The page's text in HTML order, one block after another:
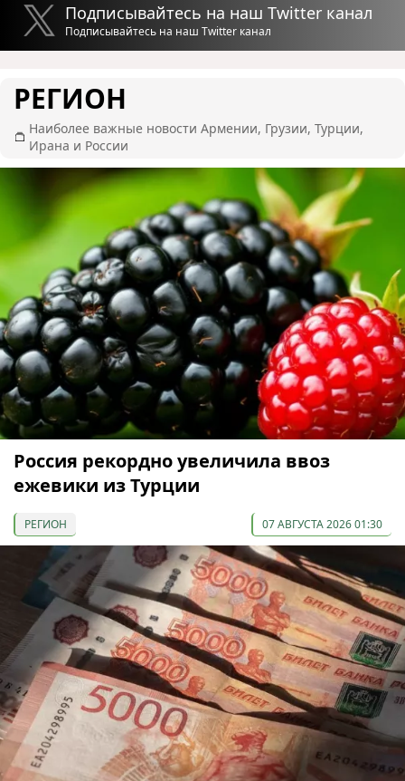
Подписывайтесь на наш Twitter канал
Подписывайтесь на наш Twitter канал
РЕГИОН
Наиболее важные новости Армении, Грузии, Турции,
Ирана и России
Россия рекордно увеличила ввоз
ежевики из Турции
РЕГИОН 07 АВГУСТА 2026 01:30